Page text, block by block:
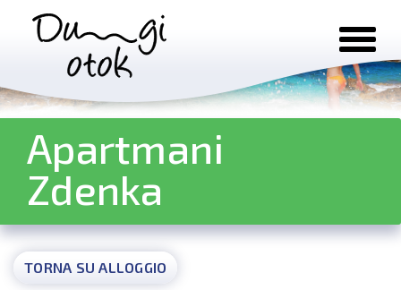
Salta al contenuto
Apartmani
Zdenka
TORNA SU ALLOGGIO